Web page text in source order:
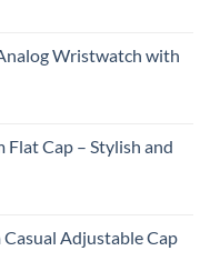
Wristwatch with
Flat Cap – Stylish and
Adjustable Cap